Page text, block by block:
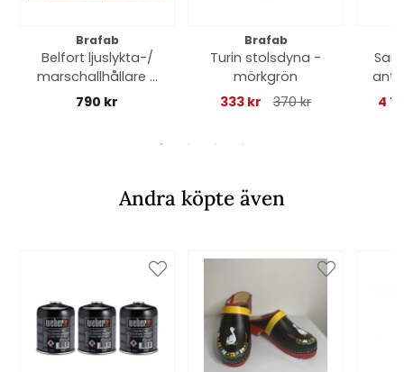
Brafab
Belfort ljuslykta-/
marschallhållare -
finns i flera färger
790 kr
Brafab
Turin stolsdyna -
mörkgrön
333 kr
370 kr
4
Andra köpte även